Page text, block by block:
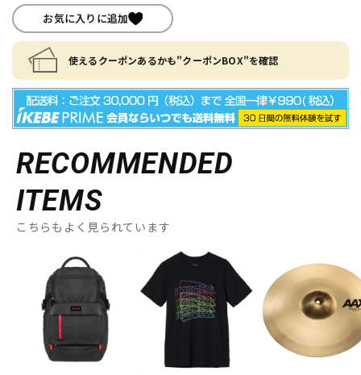
お気に入りに追加
使えるクーポンあるかも"クーポンBOX"を確認
RECOMMENDED
ITEMS
こちらもよく見られています